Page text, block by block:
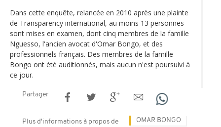
Dans cette enquête, relancée en 2010 après une plainte
de Transparency international, au moins 13 personnes
sont mises en examen, dont cinq membres de la famille
Nguesso, l'ancien avocat d'Omar Bongo, et des
professionnels français. Des membres de la famille
Bongo ont été auditionnés, mais aucun n'est poursuivi à
ce jour.
Partager
Plus d'informations à propos de OMAR BONGO